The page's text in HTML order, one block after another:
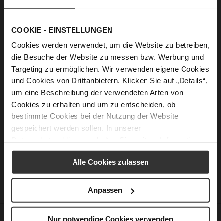
COOKIE - EINSTELLUNGEN
Cookies werden verwendet, um die Website zu betreiben,
die Besuche der Website zu messen bzw. Werbung und
Targeting zu ermöglichen. Wir verwenden eigene Cookies
und Cookies von Drittanbietern. Klicken Sie auf „Details“,
um eine Beschreibung der verwendeten Arten von
Cookies zu erhalten und um zu entscheiden, ob
bestimmte Cookies bei der Nutzung der Website
gespeichert werden sollen. In unserer
Alle Cookies zulassen
Anpassen
Nur notwendige Cookies verwenden
MARLEY